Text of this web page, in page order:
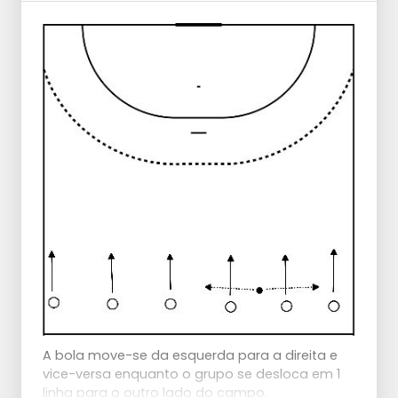
Atenção à antecipação, à manutenção da
distância, ao trabalho de pés, à resiliência
mental para não desistir!
A bola move-se da esquerda para a direita e
vice-versa enquanto o grupo se desloca em 1
linha para o outro lado do campo.